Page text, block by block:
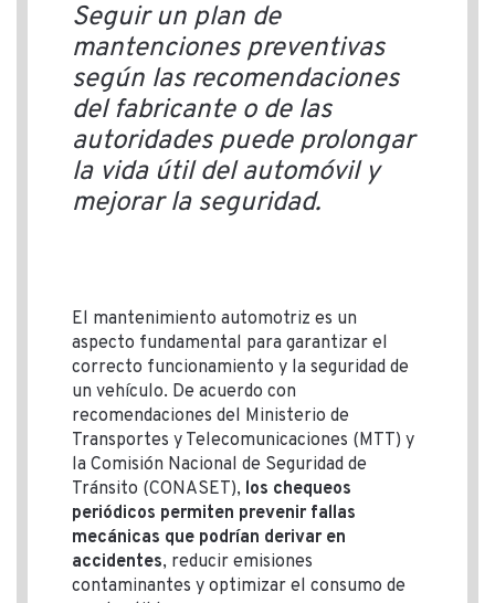
Seguir un plan de
mantenciones preventivas
según las recomendaciones
del fabricante o de las
autoridades puede prolongar
la vida útil del automóvil y
mejorar la seguridad.
El mantenimiento automotriz es un
aspecto fundamental para garantizar el
correcto funcionamiento y la seguridad de
un vehículo. De acuerdo con
recomendaciones del Ministerio de
Transportes y Telecomunicaciones (MTT) y
la Comisión Nacional de Seguridad de
Tránsito (CONASET), los chequeos
periódicos permiten prevenir fallas
mecánicas que podrían derivar en
accidentes, reducir emisiones
contaminantes y optimizar el consumo de